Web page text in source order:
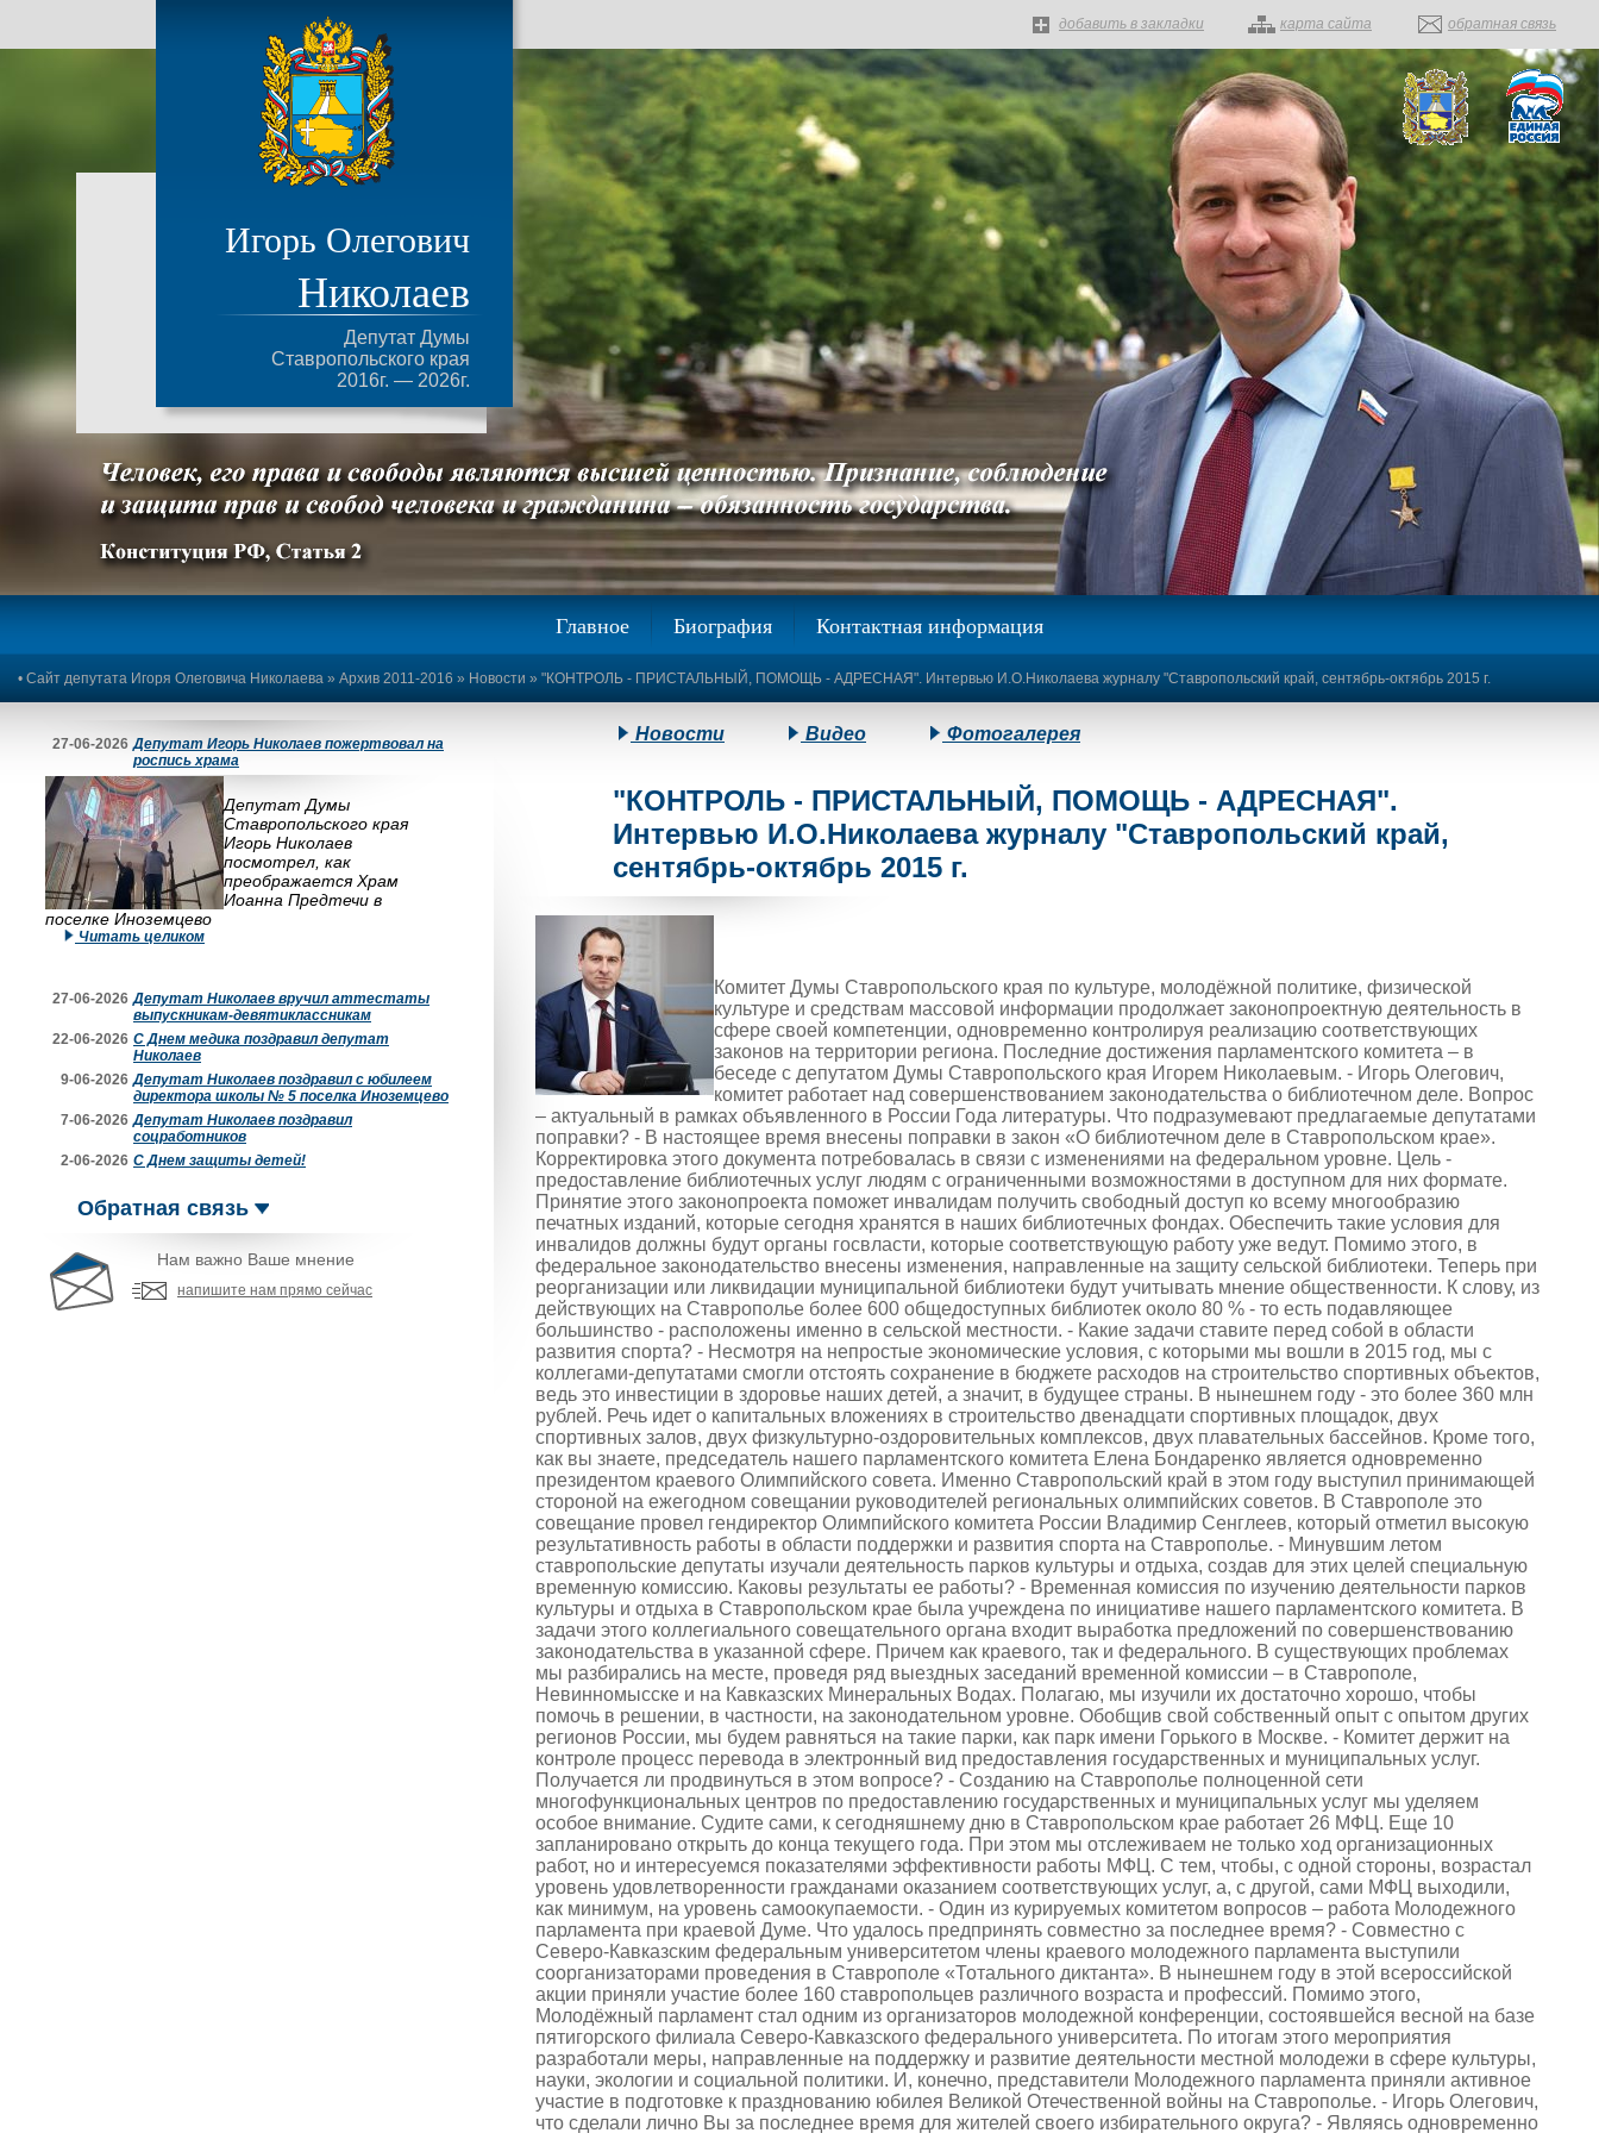
Игорь Олегович
Николаев
Депутат Думы
Ставропольского края
2016г. — 2026г.
добавить в закладки карта сайта обратная связь
Главное Биография Контактная информация
• Сайт депутата Игоря Олеговича Николаева » Архив 2011-2016 » Новости » "КОНТРОЛЬ - ПРИСТАЛЬНЫЙ, ПОМОЩЬ - АДРЕСНАЯ". Интервью И.О.Николаева журналу "Ставропольский край, сентябрь-октябрь 2015 г.
27-06-2026 Депутат Игорь Николаев пожертвовал на
роспись храма
Депутат Думы
Ставропольского края
Игорь Николаев
посмотрел, как
преображается Храм
Иоанна Предтечи в
поселке Иноземцево
Читать целиком
27-06-2026 Депутат Николаев вручил аттестаты
выпускникам-девятиклассникам
22-06-2026 С Днем медика поздравил депутат
Николаев
9-06-2026 Депутат Николаев поздравил с юбилеем
директора школы № 5 поселка Иноземцево
7-06-2026 Депутат Николаев поздравил
соцработников
2-06-2026 С Днем защиты детей!
Обратная связь
Нам важно Ваше мнение
напишите нам прямо сейчас
Новости Видео Фотогалерея
"КОНТРОЛЬ - ПРИСТАЛЬНЫЙ, ПОМОЩЬ - АДРЕСНАЯ".
Интервью И.О.Николаева журналу "Ставропольский край,
сентябрь-октябрь 2015 г.
Комитет Думы Ставропольского края по культуре, молодёжной политике, физической
культуре и средствам массовой информации продолжает законопроектную деятельность в
сфере своей компетенции, одновременно контролируя реализацию соответствующих
законов на территории региона. Последние достижения парламентского комитета – в
беседе с депутатом Думы Ставропольского края Игорем Николаевым. - Игорь Олегович,
комитет работает над совершенствованием законодательства о библиотечном деле. Вопрос
– актуальный в рамках объявленного в России Года литературы. Что подразумевают предлагаемые депутатами
поправки? - В настоящее время внесены поправки в закон «О библиотечном деле в Ставропольском крае».
Корректировка этого документа потребовалась в связи с изменениями на федеральном уровне. Цель -
предоставление библиотечных услуг людям с ограниченными возможностями в доступном для них формате.
Принятие этого законопроекта поможет инвалидам получить свободный доступ ко всему многообразию
печатных изданий, которые сегодня хранятся в наших библиотечных фондах. Обеспечить такие условия для
инвалидов должны будут органы госвласти, которые соответствующую работу уже ведут. Помимо этого, в
федеральное законодательство внесены изменения, направленные на защиту сельской библиотеки. Теперь при
реорганизации или ликвидации муниципальной библиотеки будут учитывать мнение общественности. К слову, из
действующих на Ставрополье более 600 общедоступных библиотек около 80 % - то есть подавляющее
большинство - расположены именно в сельской местности. - Какие задачи ставите перед собой в области
развития спорта? - Несмотря на непростые экономические условия, с которыми мы вошли в 2015 год, мы с
коллегами-депутатами смогли отстоять сохранение в бюджете расходов на строительство спортивных объектов,
ведь это инвестиции в здоровье наших детей, а значит, в будущее страны. В нынешнем году - это более 360 млн
рублей. Речь идет о капитальных вложениях в строительство двенадцати спортивных площадок, двух
спортивных залов, двух физкультурно-оздоровительных комплексов, двух плавательных бассейнов. Кроме того,
как вы знаете, председатель нашего парламентского комитета Елена Бондаренко является одновременно
президентом краевого Олимпийского совета. Именно Ставропольский край в этом году выступил принимающей
стороной на ежегодном совещании руководителей региональных олимпийских советов. В Ставрополе это
совещание провел гендиректор Олимпийского комитета России Владимир Сенглеев, который отметил высокую
результативность работы в области поддержки и развития спорта на Ставрополье. - Минувшим летом
ставропольские депутаты изучали деятельность парков культуры и отдыха, создав для этих целей специальную
временную комиссию. Каковы результаты ее работы? - Временная комиссия по изучению деятельности парков
культуры и отдыха в Ставропольском крае была учреждена по инициативе нашего парламентского комитета. В
задачи этого коллегиального совещательного органа входит выработка предложений по совершенствованию
законодательства в указанной сфере. Причем как краевого, так и федерального. В существующих проблемах
мы разбирались на месте, проведя ряд выездных заседаний временной комиссии – в Ставрополе,
Невинномысске и на Кавказских Минеральных Водах. Полагаю, мы изучили их достаточно хорошо, чтобы
помочь в решении, в частности, на законодательном уровне. Обобщив свой собственный опыт с опытом других
регионов России, мы будем равняться на такие парки, как парк имени Горького в Москве. - Комитет держит на
контроле процесс перевода в электронный вид предоставления государственных и муниципальных услуг.
Получается ли продвинуться в этом вопросе? - Созданию на Ставрополье полноценной сети
многофункциональных центров по предоставлению государственных и муниципальных услуг мы уделяем
особое внимание. Судите сами, к сегодняшнему дню в Ставропольском крае работает 26 МФЦ. Еще 10
запланировано открыть до конца текущего года. При этом мы отслеживаем не только ход организационных
работ, но и интересуемся показателями эффективности работы МФЦ. С тем, чтобы, с одной стороны, возрастал
уровень удовлетворенности гражданами оказанием соответствующих услуг, а, с другой, сами МФЦ выходили,
как минимум, на уровень самоокупаемости. - Один из курируемых комитетом вопросов – работа Молодежного
парламента при краевой Думе. Что удалось предпринять совместно за последнее время? - Совместно с
Северо-Кавказским федеральным университетом члены краевого молодежного парламента выступили
соорганизаторами проведения в Ставрополе «Тотального диктанта». В нынешнем году в этой всероссийской
акции приняли участие более 160 ставропольцев различного возраста и профессий. Помимо этого,
Молодёжный парламент стал одним из организаторов молодежной конференции, состоявшейся весной на базе
пятигорского филиала Северо-Кавказского федерального университета. По итогам этого мероприятия
разработали меры, направленные на поддержку и развитие деятельности местной молодежи в сфере культуры,
науки, экологии и социальной политики. И, конечно, представители Молодежного парламента приняли активное
участие в подготовке к празднованию юбилея Великой Отечественной войны на Ставрополье. - Игорь Олегович,
что сделали лично Вы за последнее время для жителей своего избирательного округа? - Являясь одновременно